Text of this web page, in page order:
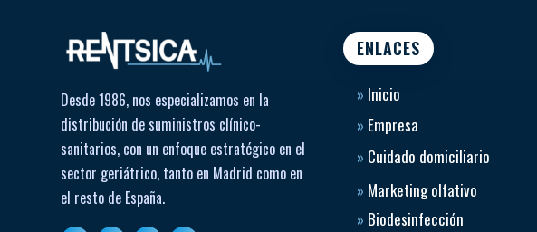
Desde 1986, nos especializamos en la
distribución de suministros clínico-
sanitarios, con un enfoque estratégico en el
sector geriátrico, tanto en Madrid como en
el resto de España.
ENLACES
» Inicio
» Empresa
» Cuidado domiciliario
» Marketing olfativo
» Biodesinfección